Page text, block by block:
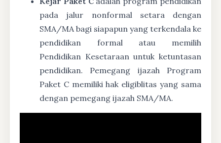
pada jalur nonformal setara dengan
SMA/MA bagi siapapun yang terkendala ke
pendidikan formal atau memilih
Pendidikan Kesetaraan untuk ketuntasan
pendidikan. Pemegang ijazah Program
Paket C memiliki hak eligiblitas yang sama
dengan pemegang ijazah SMA/MA.